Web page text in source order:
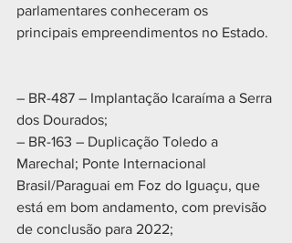
parlamentares conheceram os
principais empreendimentos no Estado.
– BR-487 – Implantação Icaraíma a Serra
dos Dourados;
– BR-163 – Duplicação Toledo a
Marechal; Ponte Internacional
Brasil/Paraguai em Foz do Iguaçu, que
está em bom andamento, com previsão
de conclusão para 2022;